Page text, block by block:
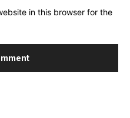
in this browser for the